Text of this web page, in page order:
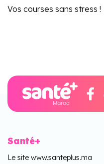
Vos courses sans stress !
Santé+
Le site www.santeplus.ma